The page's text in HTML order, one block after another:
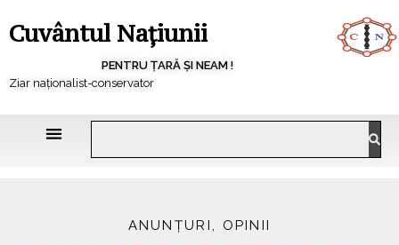
Cuvântul Națiunii
PENTRU ȚARĂ ȘI NEAM !
Ziar naționalist-conservator
ANUNȚURI, OPINII